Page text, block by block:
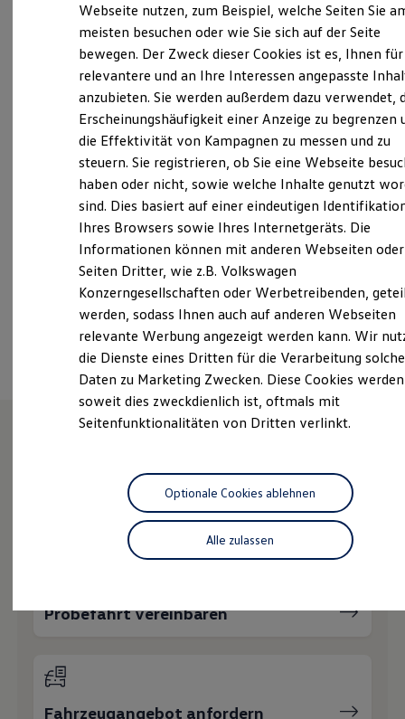
Laden
Laden unterwegs
Laden Zuhause
Ladestationen finden
Ladezeitensimulator
Batterie
Sicherheit
Garantie und Lebensdauer
Nachhaltigkeit
Technologie
Kosten und Kauf
Verbrauchskosten
Kaufoptionen
E-Auto-Förderung
Software und Konnektivität
ID. Software Versionen und Updates
Digitale Extras
Schnittstellen zu Ihrem ID.
Hybridautos
Marke und Erlebnis
Volkswagen R und R Experience
R-Modelle
Driving Experience
Volkswagen entdecken
Lifestyle Shop
T-Roc Kollektion
Golf Kollektion
ID. Kollektion
Volkswagen Kollektion
R-Kollektion
#wedriveproud
Siemensstraße 2 - 4, 61267 Neu-Anspach
info@erlenhoff.de
+49 6081 91550
Montag-Freitag 07:30-18:00 Uhr
Samstag
Geschlossen
Sonntag
Geschlossen
Ansprechpartner
Wie können wir
Ihnen weiterhelfen?
Probefahrt vereinbaren
Fahrzeugangebot anfordern
Webseite nutzen, zum Beispiel, welche Seiten Sie
meisten besuchen oder wie Sie sich auf der Seite
bewegen. Der Zweck dieser Cookies ist es, Ihnen für
relevantere und an Ihre Interessen angepasste
anzubieten. Sie werden außerdem dazu verwendet,
Erscheinungshäufigkeit einer Anzeige zu begrenzen
die Effektivität von Kampagnen zu messen und zu
steuern. Sie registrieren, ob Sie eine Webseite
haben oder nicht, sowie welche Inhalte genutzt
sind. Dies basiert auf einer eindeutigen
Ihres Browsers sowie Ihres Internetgeräts. Die
Informationen können mit anderen Webseiten oder
Seiten Dritter, wie z.B. Volkswagen
Konzerngesellschaften oder Werbetreibenden,
werden, sodass Ihnen auch auf anderen Webseiten
relevante Werbung angezeigt werden kann. Wir
die Dienste eines Dritten für die Verarbeitung
Daten zu Marketing Zwecken. Diese Cookies
soweit dies zweckdienlich ist, oftmals mit
Seitenfunktionalitäten von Dritten verlinkt.
Alle zulassen
Optionale Cookies ablehnen